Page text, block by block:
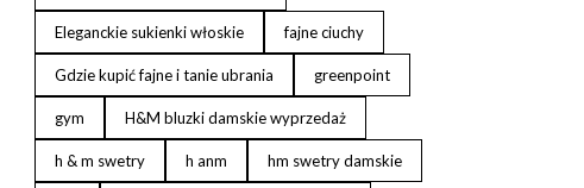
Eleganckie sukienki włoskie fajne ciuchy
Gdzie kupić fajne i tanie ubrania greenpoint
gym H&M bluzki damskie wyprzedaż
h & m swetry h anm hm swetry damskie